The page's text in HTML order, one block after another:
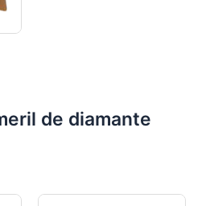
de diamante